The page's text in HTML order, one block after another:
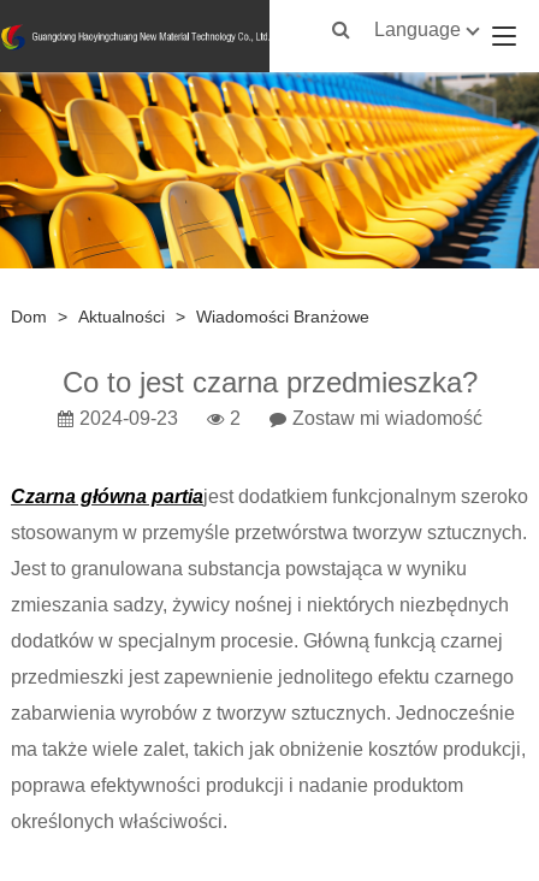
Language
Dom > Aktualności > Wiadomości Branżowe
Co to jest czarna przedmieszka?
2024-09-23 2 Zostaw mi wiadomość
Czarna główna partiajest dodatkiem funkcjonalnym szeroko
stosowanym w przemyśle przetwórstwa tworzyw sztucznych.
Jest to granulowana substancja powstająca w wyniku
zmieszania sadzy, żywicy nośnej i niektórych niezbędnych
dodatków w specjalnym procesie. Główną funkcją czarnej
przedmieszki jest zapewnienie jednolitego efektu czarnego
zabarwienia wyrobów z tworzyw sztucznych. Jednocześnie
ma także wiele zalet, takich jak obniżenie kosztów produkcji,
poprawa efektywności produkcji i nadanie produktom
określonych właściwości.